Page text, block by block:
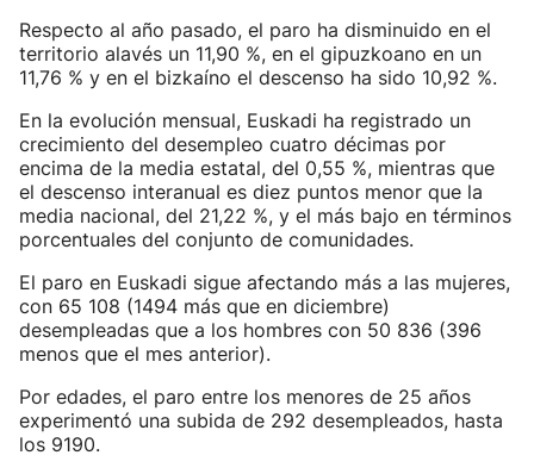
Respecto al año pasado, el paro ha disminuido en el
territorio alavés un 11,90 %, en el gipuzkoano en un
11,76 % y en el bizkaíno el descenso ha sido 10,92 %.
En la evolución mensual, Euskadi ha registrado un
crecimiento del desempleo cuatro décimas por
encima de la media estatal, del 0,55 %, mientras que
el descenso interanual es diez puntos menor que la
media nacional, del 21,22 %, y el más bajo en términos
porcentuales del conjunto de comunidades.
El paro en Euskadi sigue afectando más a las mujeres,
con 65 108 (1494 más que en diciembre)
desempleadas que a los hombres con 50 836 (396
menos que el mes anterior).
Por edades, el paro entre los menores de 25 años
experimentó una subida de 292 desempleados, hasta
los 9190.